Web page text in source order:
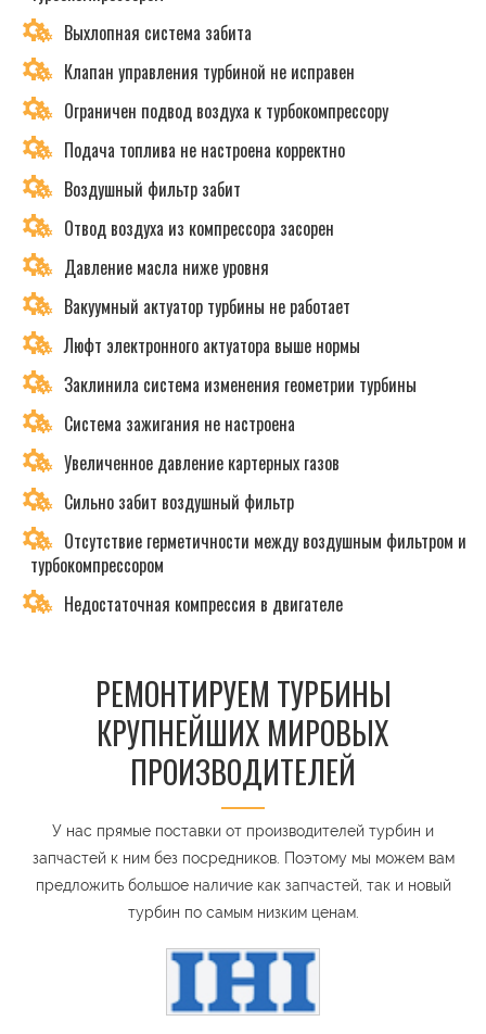
Выхлопная система забита
Клапан управления турбиной не исправен
Ограничен подвод воздуха к турбокомпрессору
Подача топлива не настроена корректно
Воздушный фильтр забит
Отвод воздуха из компрессора засорен
Давление масла ниже уровня
Вакуумный актуатор турбины не работает
Люфт электронного актуатора выше нормы
Заклинила система изменения геометрии турбины
Система зажигания не настроена
Увеличенное давление картерных газов
Сильно забит воздушный фильтр
Отсутствие герметичности между воздушным фильтром и
турбокомпрессором
Недостаточная компрессия в двигателе
РЕМОНТИРУЕМ ТУРБИНЫ
КРУПНЕЙШИХ МИРОВЫХ
ПРОИЗВОДИТЕЛЕЙ
У нас прямые поставки от производителей турбин и
запчастей к ним без посредников. Поэтому мы можем вам
предложить большое наличие как запчастей, так и новый
турбин по самым низким ценам.